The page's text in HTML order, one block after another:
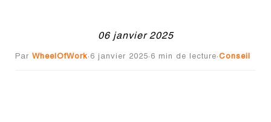
06 janvier 2025
Par WheelOfWork· 6 janvier 2025· 6 min de lecture·Conseil